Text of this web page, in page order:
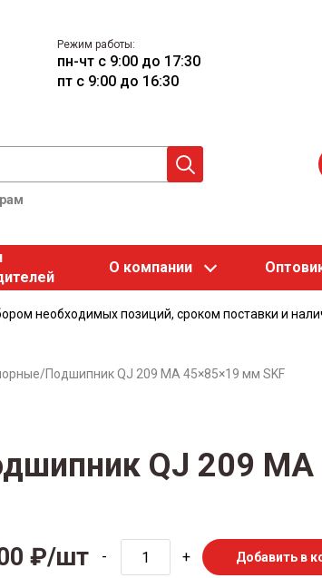
Режим работы:
пн-чт с 9:00 до 17:30
пт с 9:00 до 16:30
О компании
необходимых позиций, сроком поставки и
/Подшипник QJ 209 MA 45×85×19 мм SKF
QJ 209
₽/шт - + Добавить в